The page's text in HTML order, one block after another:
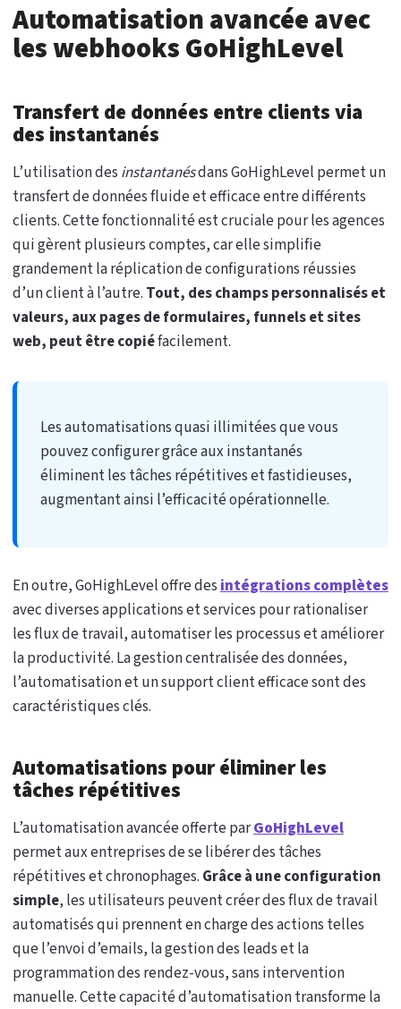
Automatisation avancée avec
les webhooks GoHighLevel
Transfert de données entre clients via
des instantanés
L’utilisation des instantanésdans GoHighLevel permet un
transfert de données fluide et efficace entre différents
clients. Cette fonctionnalité est cruciale pour les agences
qui gèrent plusieurs comptes, car elle simplifie
grandement la réplication de configurations réussies
d’un client à l’autre. Tout, des champs personnalisés et
valeurs, aux pages de formulaires, funnels et sites
web, peut être copiéfacilement.
Les automatisations quasi illimitées que vous
pouvez configurer grâce aux instantanés
éliminent les tâches répétitives et fastidieuses,
augmentant ainsi l’efficacité opérationnelle.
En outre, GoHighLevel offre desintégrations complètes
avec diverses applications et services pour rationaliser
les flux de travail, automatiser les processus et améliorer
la productivité. La gestion centralisée des données,
l’automatisation et un support client efficace sont des
caractéristiques clés.
Automatisations pour éliminer les
tâches répétitives
L’automatisation avancée offerte parGoHighLevel
permet aux entreprises de se libérer des tâches
répétitives et chronophages. Grâce à une configuration
simple, les utilisateurs peuvent créer des flux de travail
automatisés qui prennent en charge des actions telles
que l’envoi d’emails, la gestion des leads et la
programmation des rendez-vous, sans intervention
manuelle. Cette capacité d’automatisation transforme la